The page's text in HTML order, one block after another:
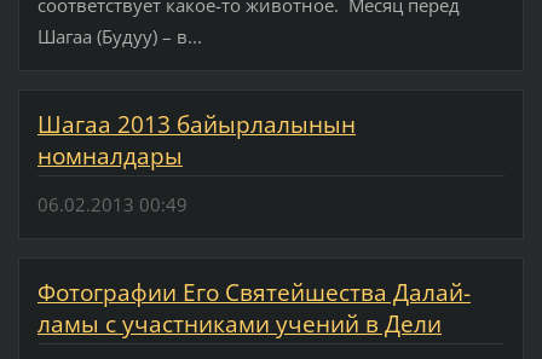
соответствует какое-то животное. Месяц перед
Шагаа (Будуу) – в...
Шагаа 2013 байырлалынын
номналдары
06.02.2013 00:49
Фотографии Его Святейшества Далай-
ламы с участниками учений в Дели